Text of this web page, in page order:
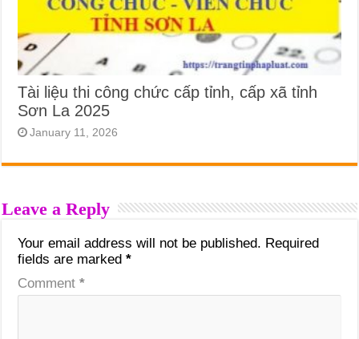
Tài liệu thi công chức cấp tỉnh, cấp xã tỉnh
Sơn La 2025
January 11, 2026
Leave a Reply
Your email address will not be published. Required
fields are marked*
Comment*